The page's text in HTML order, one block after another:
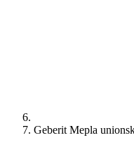
Geberit Mepla